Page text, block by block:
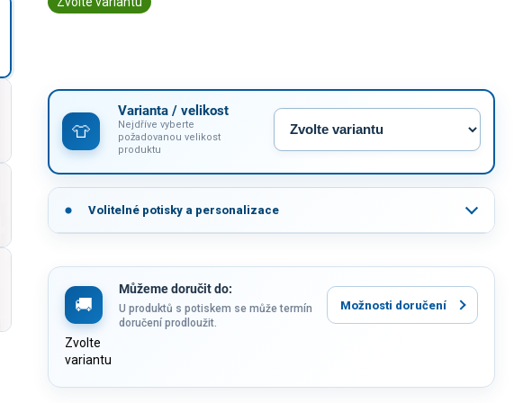
Varianta / velikost
Nejdříve vyberte
požadovanou velikost
produktu
Volitelné potisky a personalizace
Můžeme doručit do:
Zvolte
variantu
U produktů s potiskem se může termín
doručení prodloužit.
Možnosti doručení